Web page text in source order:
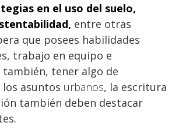
en el uso del suelo,
entre otras
que posees habilidades
trabajo en equipo e
tener algo de
asuntos urbanos, la escritura
también deben destacar